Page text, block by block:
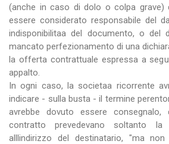
(anche in caso di dolo o colpa grave)
essere considerato responsabile del
indisponibilitaa del documento, o del
mancato perfezionamento di una
la offerta contrattuale espressa a
appalto.
In ogni caso, la societaa ricorrente
indicare - sulla busta - il termine
avrebbe dovuto essere consegnalo,
contratto prevedevano soltanto
alllindirizzo del destinatario, "ma non